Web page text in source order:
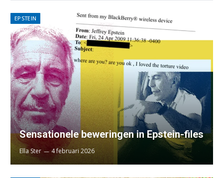
EPSTEIN
Sensationele beweringen in Epstein-files
Ella Ster 4 februari 2026